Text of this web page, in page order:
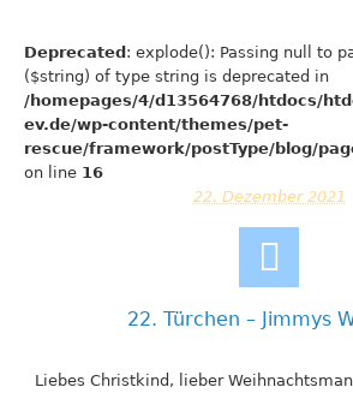
Deprecated: explode(): Passing null to
($string) of type string is deprecated in
/homepages/4/d13564768/htdocs/
ev.de/wp-content/themes/pet-
rescue/framework/postType/blog/
on line 16
22. Dezember 2021
22. Türchen – Jimmys
Liebes Christkind, lieber